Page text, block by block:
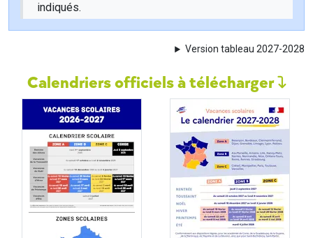
indiqués.
Version tableau 2027-2028
Calendriers officiels à télécharger